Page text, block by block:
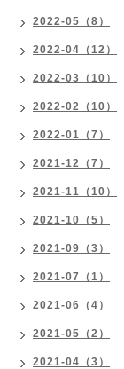
2022-05（8）
2022-04（12）
2022-03（10）
2022-02（10）
2022-01（7）
2021-12（7）
2021-11（10）
2021-10（5）
2021-09（3）
2021-07（1）
2021-06（4）
2021-05（2）
2021-04（3）